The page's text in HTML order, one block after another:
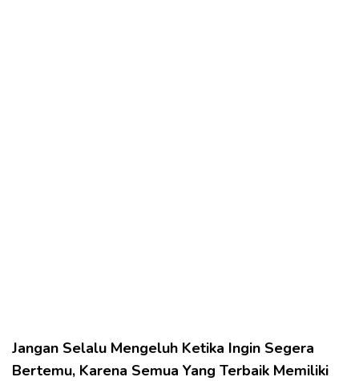
Jangan Selalu Mengeluh Ketika Ingin Segera
Bertemu, Karena Semua Yang Terbaik Memiliki